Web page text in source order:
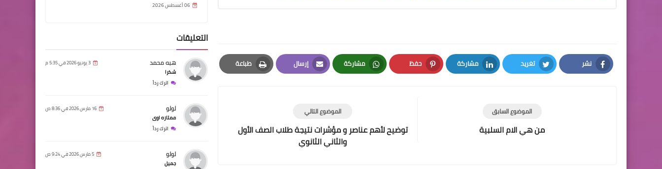
نشر
Facebook
تغريد
Twitter
مشاركة
LinkedIn
حفظ
Pinterest
مشاركة
Whatsapp
إرسال
Email
طباعة
Print
الموضوع التالي
توضيح لأهم عناصر و مؤشرات نتيجة طلاب الصف الأول
والثاني الثانوي
الموضوع السابق
من هي الام السلبية
06 أغسطس 2026
التعليقات
هبه محمد 3 يونيو 2026 في 5:35 م
شكرا
اترك رداً
لولو 16 مارس 2026 في 8:36 ص
ممتازه اوى
اترك رداً
لولو 5 مارس 2026 في 9:24 ص
جميل